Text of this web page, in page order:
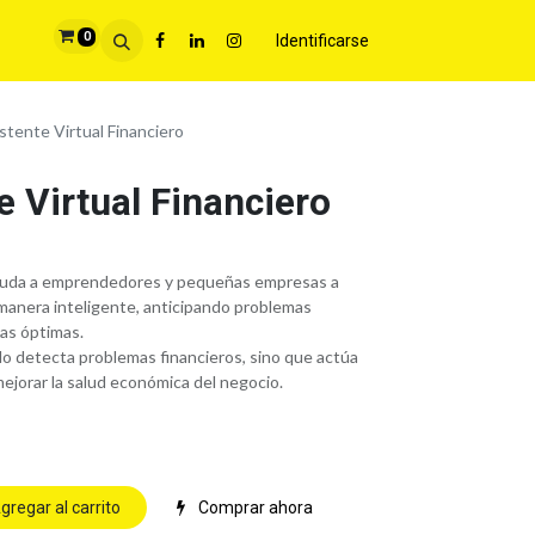
0 Identificarse
Virtual Financiero
Virtual Financiero
a emprendedores y pequeñas empresas a
inteligente, anticipando problemas
óptimas.
detecta problemas financieros, sino que actúa
la salud económica del negocio.
al carrito Comprar ahora